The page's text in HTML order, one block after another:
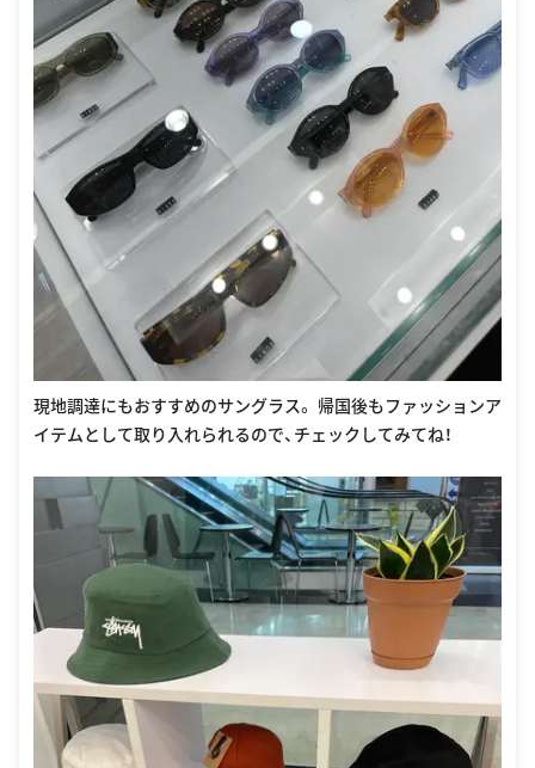
現地調達にもおすすめのサングラス。 帰国後もファッションア
イテムとして取り入れられるので、チェックしてみてね！